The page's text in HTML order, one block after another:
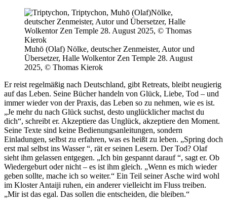
Muhō (Olaf) Nölke, deutscher Zenmeister, Autor und
Übersetzer, Halle Wolkentor Zen Temple 28. August
2025, © Thomas Kierok
Er reist regelmäßig nach Deutschland, gibt Retreats, bleibt neugierig
auf das Leben. Seine Bücher handeln von Glück, Liebe, Tod – und
immer wieder von der Praxis, das Leben so zu nehmen, wie es ist.
„Je mehr du nach Glück suchst, desto unglücklicher machst du
dich“, schreibt er. Akzeptiere das Unglück, akzeptiere den Moment.
Seine Texte sind keine Bedienungsanleitungen, sondern
Einladungen, selbst zu erfahren, was es heißt zu leben. „Spring doch
erst mal selbst ins Wasser “, rät er seinen Lesern. Der Tod? Olaf
sieht ihm gelassen entgegen. „Ich bin gespannt darauf “, sagt er. Ob
Wiedergeburt oder nicht – es ist ihm gleich. „Wenn es mich wieder
geben sollte, mache ich so weiter.“ Ein Teil seiner Asche wird wohl
im Kloster Antaiji ruhen, ein anderer vielleicht im Fluss treiben.
„Mir ist das egal. Das sollen die entscheiden, die bleiben.“